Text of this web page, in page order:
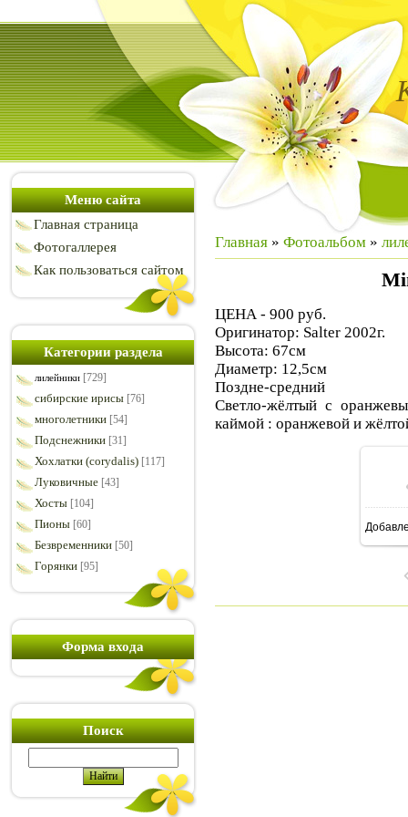
Меню сайта
Главная страница
Фотогаллерея
Как пользоваться сайтом
Категории раздела
лилейники [729]
сибирские ирисы [76]
многолетники [54]
Подснежники [31]
Хохлатки (corydalis) [117]
Луковичные [43]
Хосты [104]
Пионы [60]
Безвременники [50]
Горянки [95]
Форма входа
Поиск
Главная » Фотоальбом »
ЦЕНА - 900 руб.
Оригинатор: Salter 2002г.
Высота: 67см
Диаметр: 12,5см
Поздне-средний
Светло-жёлтый с
каймой : оранжевой и